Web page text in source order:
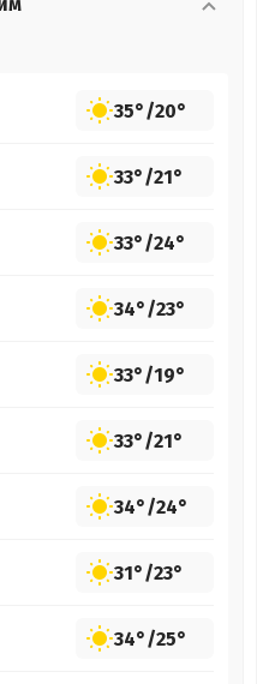
35°/20°
33°/21°
33°/24°
34°/23°
33°/19°
33°/21°
34°/24°
31°/23°
34°/25°